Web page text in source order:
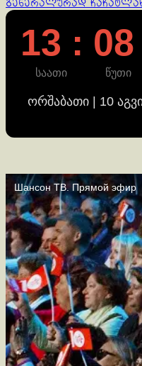
გენერალურად
13 :
საათი წუთი
ორშაბათი | 10